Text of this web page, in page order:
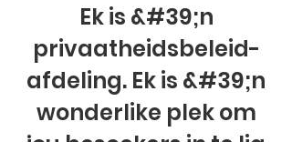
Ek is &#39;n
privaatheidsbeleid-
afdeling. Ek is &#39;n
wonderlike plek om